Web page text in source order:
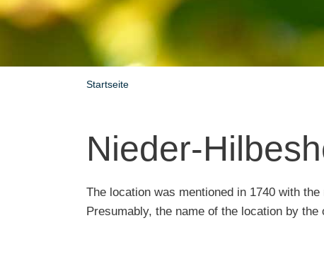
Startseite
Nieder-
The location was mentioned in 1740 with
Presumably, the name of the location by